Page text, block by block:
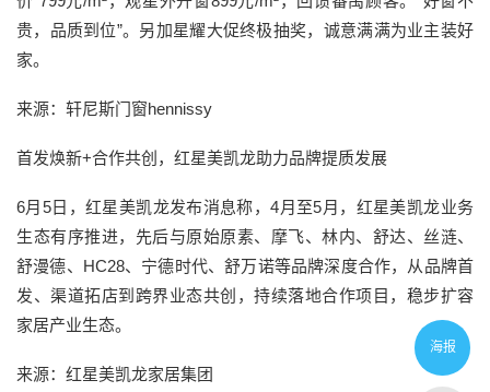
贵，品质到位”。另加星耀大促终极抽奖，诚意满满为业主装好
家。
来源：轩尼斯门窗hennissy
首发焕新+合作共创，红星美凯龙助力品牌提质发展
6月5日，红星美凯龙发布消息称，4月至5月，红星美凯龙业务
生态有序推进，先后与原始原素、摩飞、林内、舒达、丝涟、
舒漫德、HC28、宁德时代、舒万诺等品牌深度合作，从品牌首
发、渠道拓店到跨界业态共创，持续落地合作项目，稳步扩容
家居产业生态。
来源：红星美凯龙家居集团
海报